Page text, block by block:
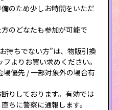
のため少しお時間をいただ
のどなたも参加が可能で
持ちでない方”は、物販引換
よりお買い求めください。
優先 / 一部対象外の場合有
りしております。有効では
ちに警察に通報します。